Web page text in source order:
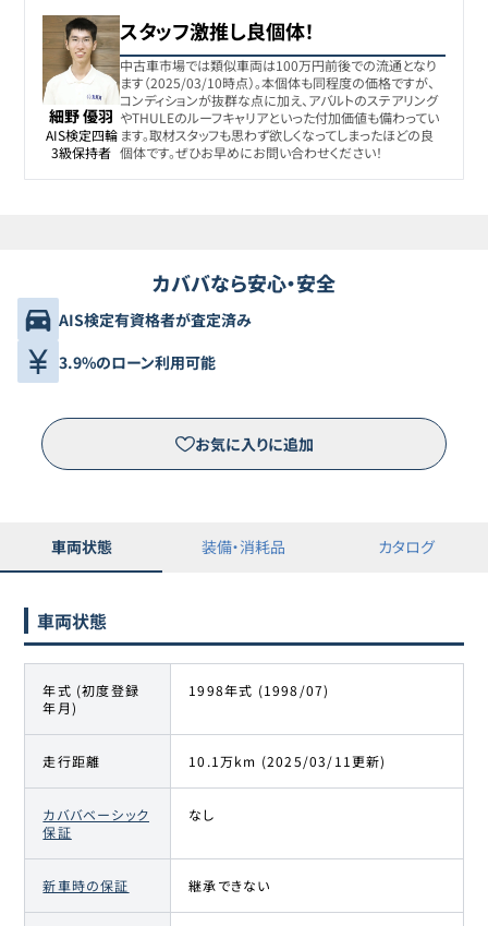
細野 優羽
AIS検定四輪
3級保持者
スタッフ激推し良個体！
中古車市場では類似車両は100万円前後での流通となり
ます（2025/03/10時点）。本個体も同程度の価格ですが、
コンディションが抜群な点に加え、アバルトのステアリング
やTHULEのルーフキャリアといった付加価値も備わってい
ます。取材スタッフも思わず欲しくなってしまったほどの良
個体です。ぜひお早めにお問い合わせください！
カババなら安心・安全
AIS検定有資格者が査定済み
3.9%のローン利用可能
お気に入りに追加
車両状態 装備・消耗品 カタログ
車両状態
年式 (初度登録
年月)
1998年式 (1998/07)
走行距離 10.1万km (2025/03/11更新)
カババベーシック
保証
なし
新車時の保証 継承できない